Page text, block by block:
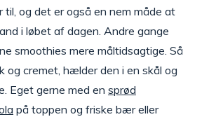
til, og det er også en nem måde at
i løbet af dagen. Andre gange
smoothies mere måltidsagtige. Så
og cremet, hælder den i en skål og
Eget gerne med en sprød
på toppen og friske bær eller